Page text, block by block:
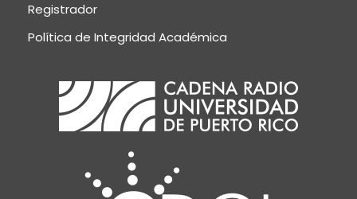
Registrador
Política de Integridad Académica